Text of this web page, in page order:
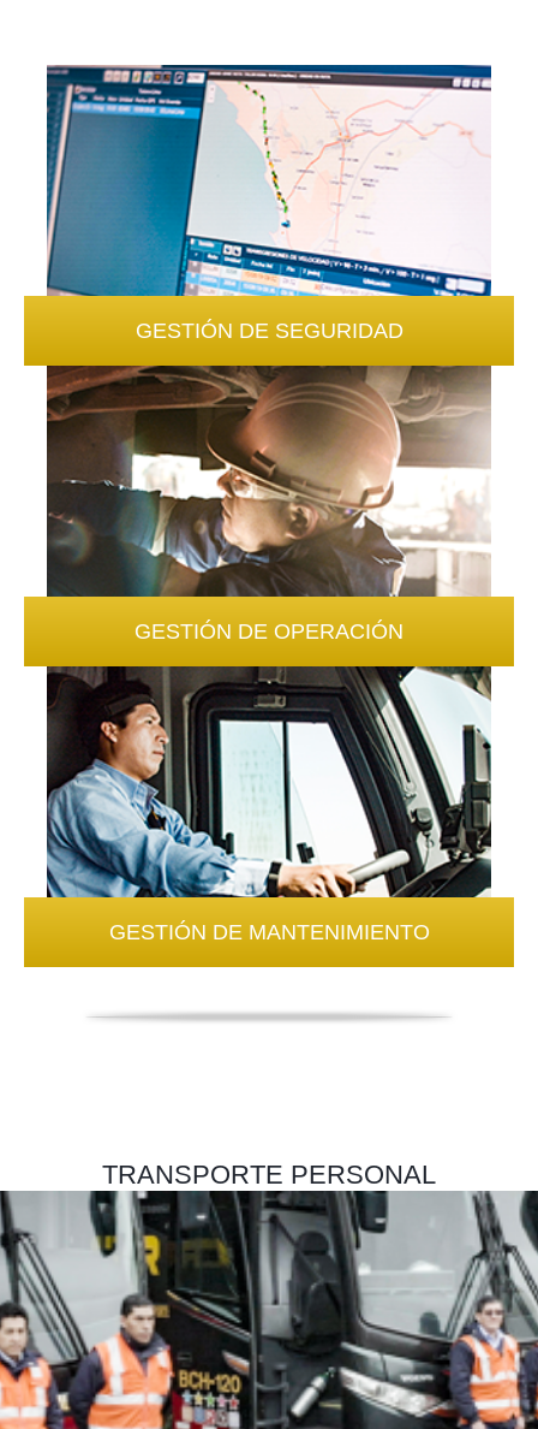
GESTIÓN DE SEGURIDAD
GESTIÓN DE OPERACIÓN
GESTIÓN DE MANTENIMIENTO
TRANSPORTE PERSONAL